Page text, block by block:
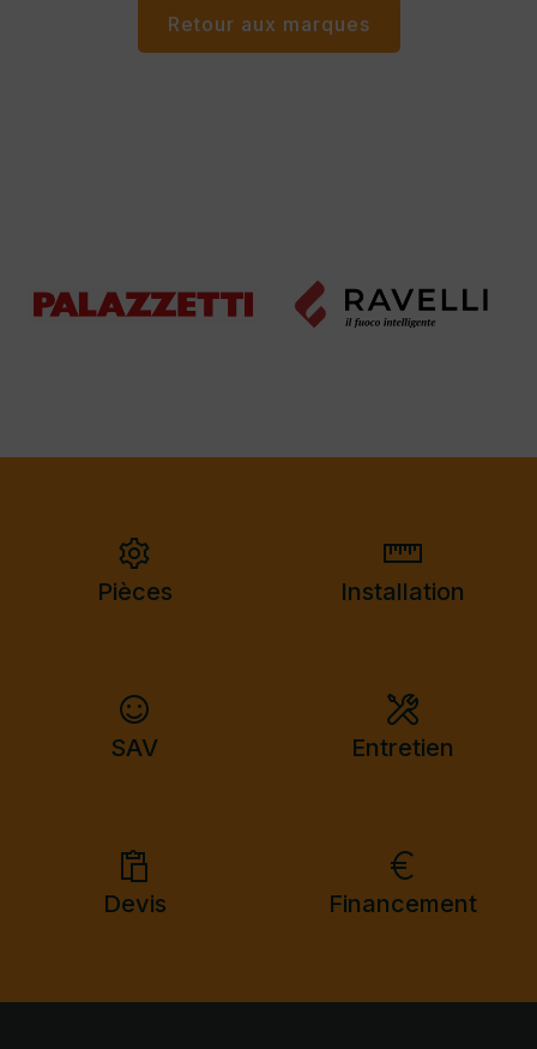
Retour aux marques
Pièces Installation
SAV Entretien
Devis Financement